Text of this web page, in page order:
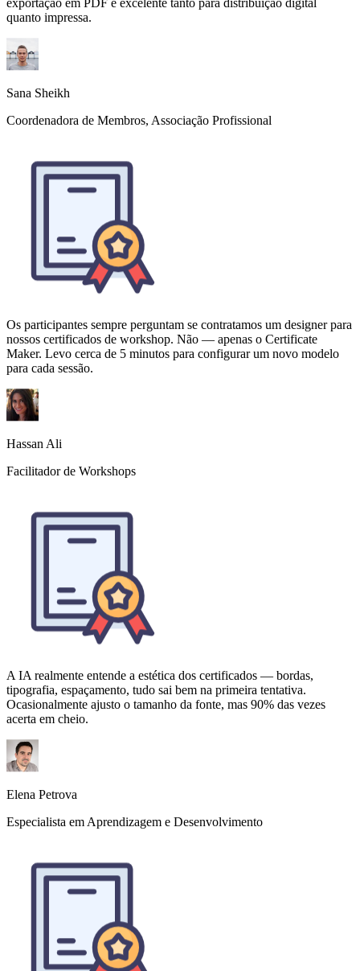
Coordenadora de Membros, Associação Profissional
nossos certificados de workshop. Não — apenas o Certificate
Maker. Levo cerca de 5 minutos para configurar um novo modelo
para cada sessão.
Hassan Ali
Facilitador de Workshops
tipografia, espaçamento, tudo sai bem na primeira tentativa.
Ocasionalmente ajusto o tamanho da fonte, mas 90% das vezes
acerta em cheio.
Elena Petrova
Especialista em Aprendizagem e Desenvolvimento
departamentos. O Certificate Maker mantém tudo consistente e
alinhado à marca, o que era impossível quando cada departamento
usava ferramentas diferentes.